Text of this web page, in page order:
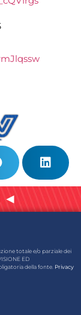
◄
totale e/o parziale dei
ED
della fonte. Privacy